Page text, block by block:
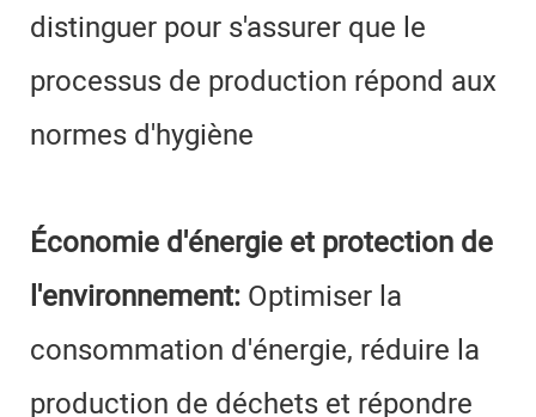
distinguer pour s'assurer que le
processus de production répond aux
normes d'hygiène
Économie d'énergie et protection de
l'environnement: Optimiser la
consommation d'énergie, réduire la
production de déchets et répondre